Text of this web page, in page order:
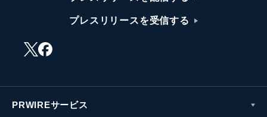
プレスリリースを受信する
PRWIREサービス